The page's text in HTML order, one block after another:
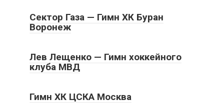
Сектор Газа — Гимн ХК Буран
Воронеж
Лев Лещенко — Гимн хоккейного
клуба МВД
Гимн ХК ЦСКА Москва